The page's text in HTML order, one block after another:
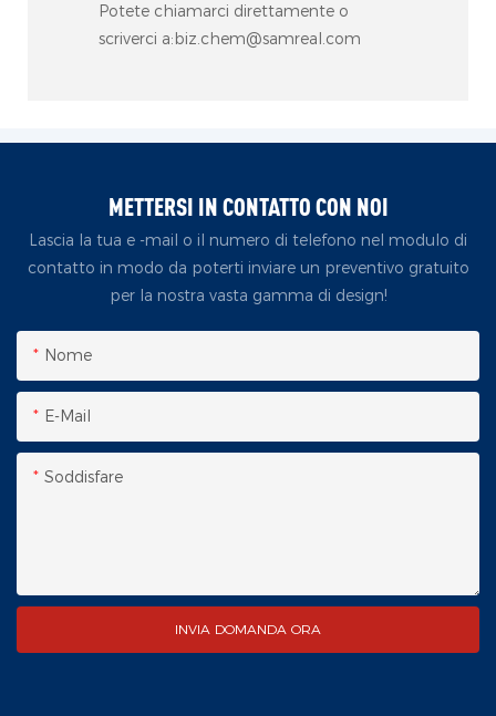
Potete chiamarci direttamente o
scriverci a:biz.chem@samreal.com
METTERSI IN CONTATTO CON NOI
Lascia la tua e -mail o il numero di telefono nel modulo di
contatto in modo da poterti inviare un preventivo gratuito
per la nostra vasta gamma di design!
Nome
E-Mail
Soddisfare
INVIA DOMANDA ORA